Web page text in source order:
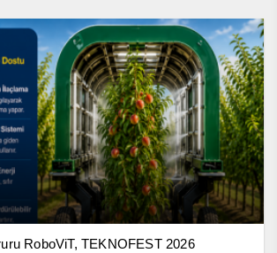
RoboViT, TEKNOFEST 2026